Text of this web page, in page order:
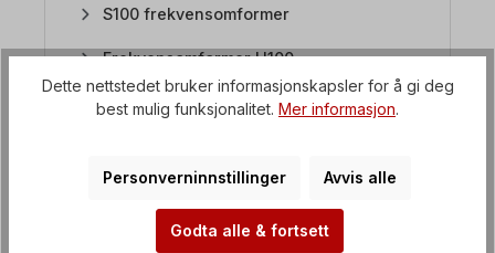
S100 frekvensomformer
Frekvensomformer H100
Frekvensomformer iS7
SMARTdrive frekvensomformer
Mykstarter / mykstarter
Dette nettstedet bruker informasjonskapsler for å gi deg
best mulig funksjonalitet. Mer informasjon.
Personverninnstillinger Avvis alle
Godta alle & fortsett